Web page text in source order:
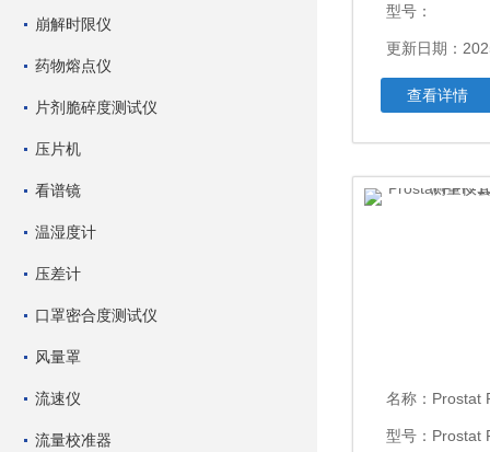
崩解时限仪
药物熔点仪
片剂脆碎度测试仪
压片机
看谱镜
温湿度计
压差计
口罩密合度测试仪
风量罩
流速仪
流量校准器
型号：
更新日期：
查看详情
名称： Prostat PFK-
型号：Prostat